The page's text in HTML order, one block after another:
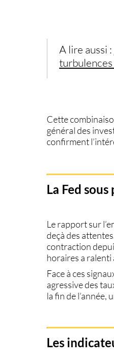
A lire aussi :
Cette
général des
confirment
La Fed
Le rapport sur
deçà des
contraction
horaires a ralenti
Face à ces
agressive des
la fin de
Les